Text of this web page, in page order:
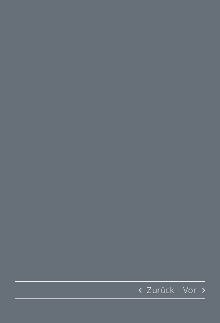
Zurück Vor